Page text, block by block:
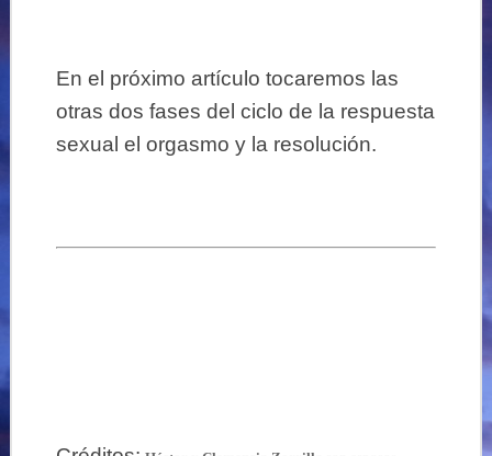
En el próximo artículo tocaremos las
otras dos fases del ciclo de la respuesta
sexual el orgasmo y la resolución.